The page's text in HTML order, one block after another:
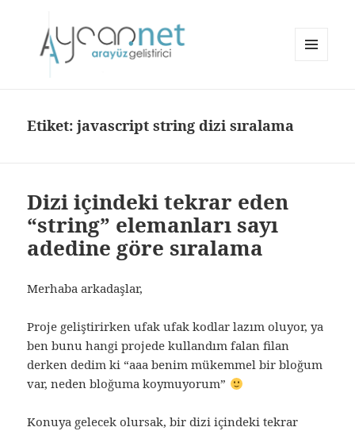
Etiket:javascript string dizi sıralama
Dizi içindeki tekrar eden
“string” elemanları sayı
adedine göre sıralama
Merhaba arkadaşlar,
Proje geliştirirken ufak ufak kodlar lazım oluyor, ya
ben bunu hangi projede kullandım falan filan
derken dedim ki “aaa benim mükemmel bir bloğum
var, neden bloğuma koymuyorum”
Konuya gelecek olursak, bir dizi içindeki tekrar